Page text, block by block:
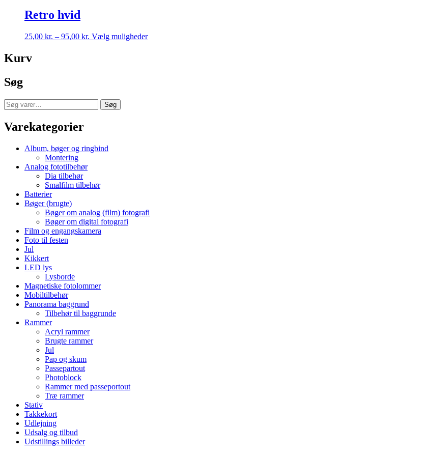
var:
25,00 kr..
Retro hvid
25,00 kr. – 95,00 kr. Prisinterval:
Vælg mulighederDette
Kurv
Søg
Søg
efter:
Søg
Varekategorier
Album, bøger og ringbind
Montering
Analog fototilbehør
Dia tilbehør
Smalfilm tilbehør
Batterier
Bøger (brugte)
Bøger om analog (film) fotografi
Bøger om digital fotografi
Film og engangskamera
Foto til festen
Jul
Kikkert
LED lys
Lysborde
Magnetiske fotolommer
Mobiltilbehør
Panorama baggrund
Tilbehør til baggrunde
Rammer
Acryl rammer
Brugte rammer
Jul
Pap og skum
Passepartout
Photoblock
Rammer med passeportout
Træ rammer
Stativ
Takkekort
Udlejning
Udsalg og tilbud
Udstillings billeder